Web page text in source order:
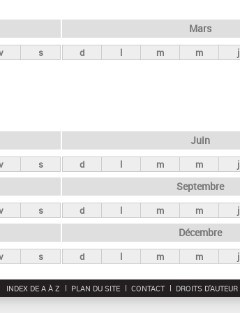
r
c
s
Mars
d l m m j
s
Juin
d l m m j
s
Septembre
d l m m j
s
Décembre
d l m m j
INDEX DE A À Z PLAN DU SITE CONTACT DROITS D'AUTEUR